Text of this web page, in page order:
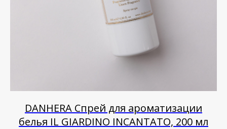
DANHERA Спрей для ароматизации
белья IL GIARDINO INCANTATO, 200 мл